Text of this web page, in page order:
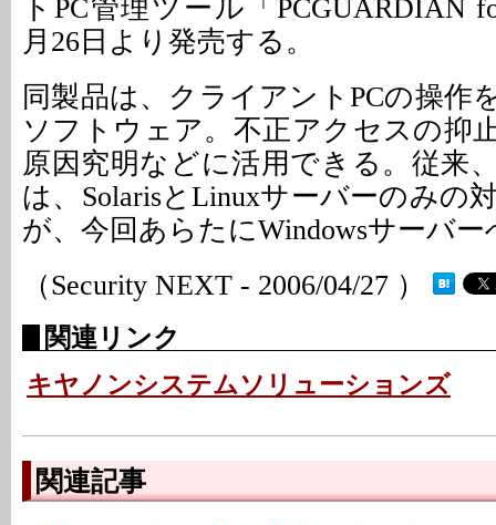
トPC管理ツール「PCGUARDIAN
月26日より発売する。
同製品は、クライアントPCの操作
ソフトウェア。不正アクセスの抑
原因究明などに活用できる。従来
は、SolarisとLinuxサーバーのみの
が、今回あらたにWindowsサーバ
（Security NEXT - 2006/04/27 ）
関連リンク
キヤノンシステムソリューションズ
関連記事